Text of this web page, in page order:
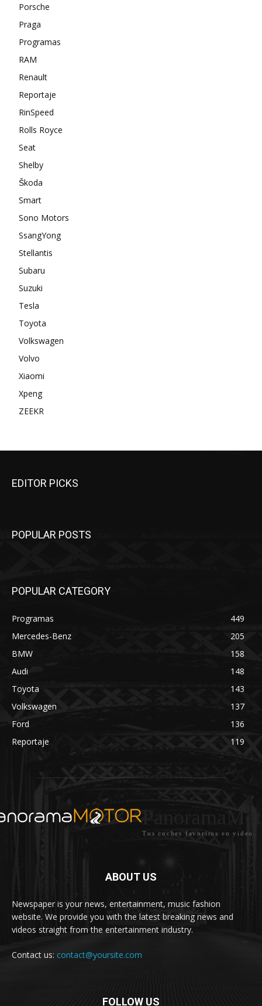
Porsche
Praga
Programas
RAM
Renault
Reportaje
RinSpeed
Rolls Royce
Seat
Shelby
Škoda
Smart
Sono Motors
SsangYong
Stellantis
Subaru
Suzuki
Tesla
Toyota
Volkswagen
Volvo
Xiaomi
Xpeng
ZEEKR
EDITOR PICKS
POPULAR POSTS
POPULAR CATEGORY
Programas
449
Mercedes-Benz
205
BMW
158
Audi
148
Toyota
143
Volkswagen
137
Ford
136
Reportaje
119
Tus coches favoritos en video.
ABOUT US
Newspaper is your news, entertainment, music fashion
website. We provide you with the latest breaking news and
videos straight from the entertainment industry.
Contact us: contact@yoursite.com
FOLLOW US